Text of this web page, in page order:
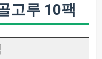
고루 10팩